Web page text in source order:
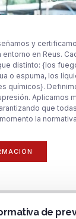
y
entorno en Reus.
distinto: {los
o espuma, los
químicos}.
Aplicamos
que
la
de